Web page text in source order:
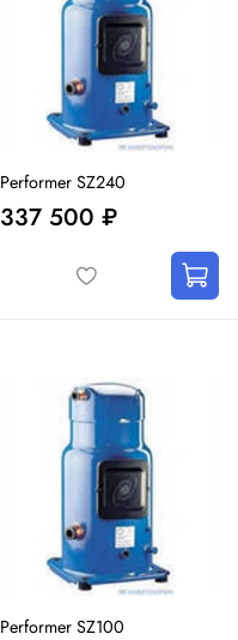
Performer SZ240
337 500 ₽
Performer SZ100